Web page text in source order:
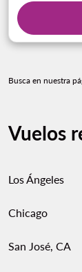
Busca en nuestra
Vuelos
Los Ángeles
Chicago
San José, CA